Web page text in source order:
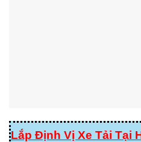
Lắp Định Vị Xe Tải Tại